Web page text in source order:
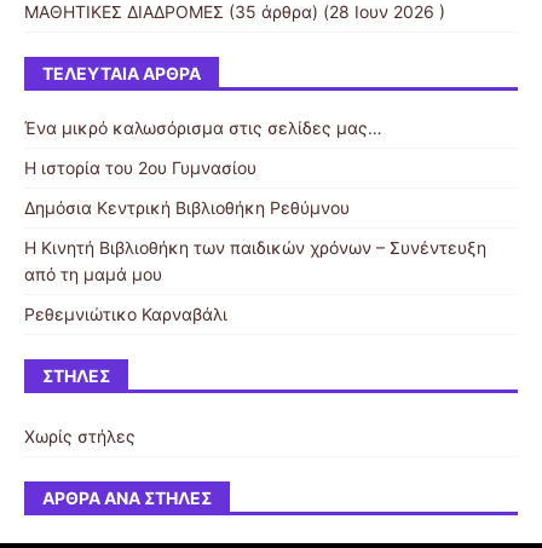
ΜΑΘΗΤΙΚΕΣ ΔΙΑΔΡΟΜΕΣ (35 άρθρα) (28 Ιουν 2026 )
ΤΕΛΕΥΤΑΊΑ ΆΡΘΡΑ
Ένα μικρό καλωσόρισμα στις σελίδες μας…
Η ιστορία του 2ου Γυμνασίου
Δημόσια Κεντρική Βιβλιοθήκη Ρεθύμνου
Η Κινητή Βιβλιοθήκη των παιδικών χρόνων – Συνέντευξη
από τη μαμά μου
Ρεθεμνιώτικο Καρναβάλι
ΣΤΉΛΕΣ
Χωρίς στήλες
ΆΡΘΡΑ ΑΝΆ ΣΤΉΛΕΣ